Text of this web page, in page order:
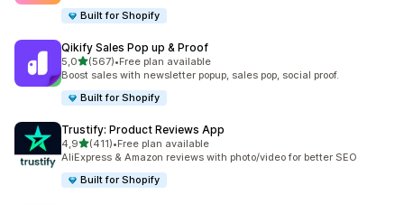
Built for Shopify
Qikify Sales Pop up & Proof
5,0stelle su 5
(567)
567 recensioni totali
•Free plan available
Boost sales with newsletter popup, sales pop, social proof.
Built for Shopify
Trustify: Product Reviews App
4,9stelle su 5
(411)
411 recensioni totali
•Free plan available
AliExpress & Amazon reviews with photo/video for better SEO
Built for Shopify